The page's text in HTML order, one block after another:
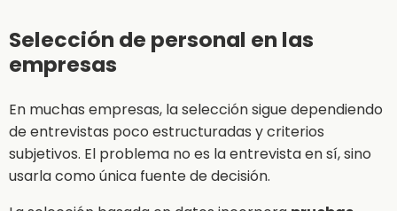
Selección de personal en las
empresas
En muchas empresas, la selección sigue dependiendo
de entrevistas poco estructuradas y criterios
subjetivos. El problema no es la entrevista en sí, sino
usarla como única fuente de decisión.